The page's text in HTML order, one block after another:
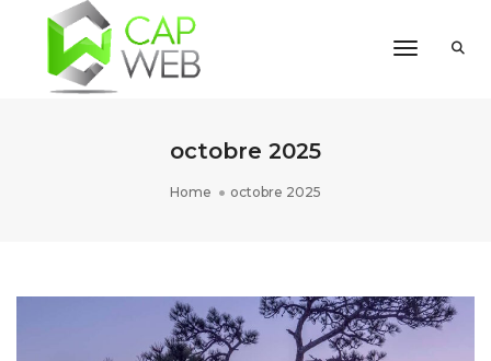
Toggle
octobre 2025
Home octobre 2025